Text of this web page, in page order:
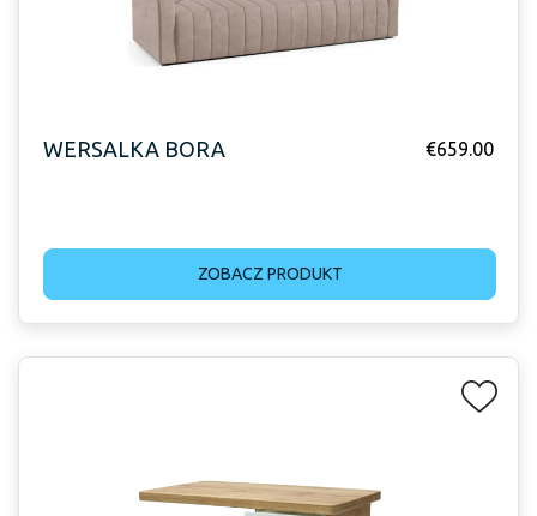
WERSALKA BORA €659.00
ZOBACZ PRODUKT